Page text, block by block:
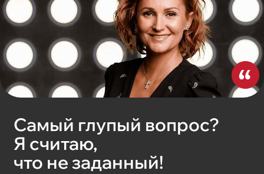
Самый глупый вопрос?
Я считаю,
что не заданный!